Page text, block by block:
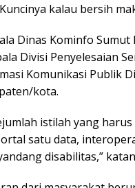
kalau bersih
Dinas Kominfo Sumut
Divisi Penyelesaian
Komunikasi Publik
kota.
istilah yang
satu data,
disabilitas,”